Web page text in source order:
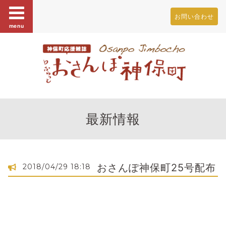
menu
お問い合わせ
最新情報
2018/04/29 18:18 おさんぽ神保町25号配布